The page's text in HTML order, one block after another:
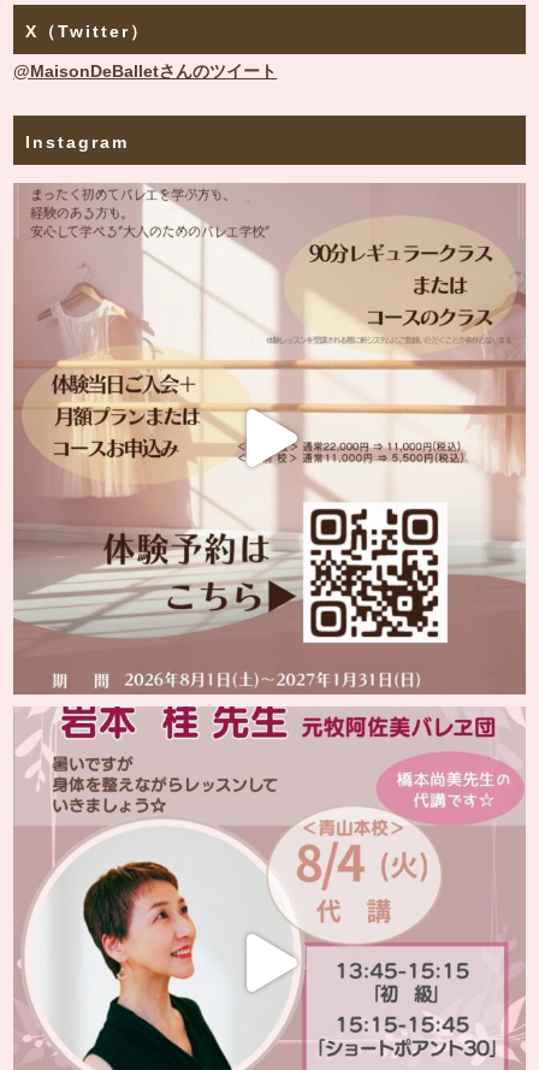
X（Twitter）
@MaisonDeBalletさんのツイート
Instagram